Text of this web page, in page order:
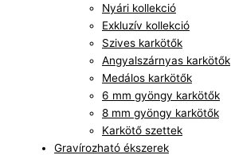
Nyári kollekció
Exkluzív kollekció
Szives karkötők
Angyalszárnyas karkötők
Medálos karkötők
6 mm gyöngy karkötők
8 mm gyöngy karkötők
Karkötő szettek
Gravírozható ékszerek